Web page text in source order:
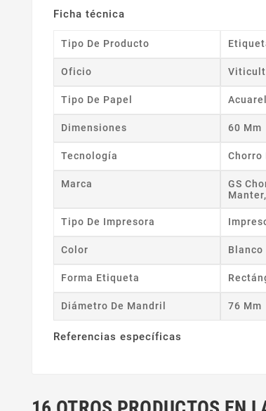
Ficha técnica
Tipo De Producto
Oficio
Tipo De Papel
Dimensiones 60 Mm
Tecnología Chorro
Marca
GS
Tipo De Impresora
Color Blanco
Forma Etiqueta
Diámetro De Mandril 76 Mm
Referencias específicas